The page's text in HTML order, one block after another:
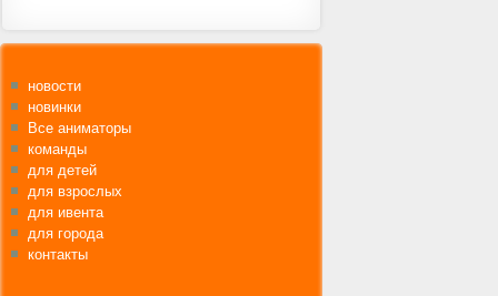
новости
новинки
Все аниматоры
команды
для детей
для взрослых
для ивента
для города
контакты